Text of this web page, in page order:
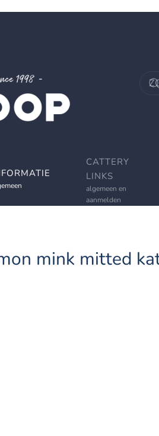
CATTERY
LINKS
algemeen en
aanmelden
mink mitted